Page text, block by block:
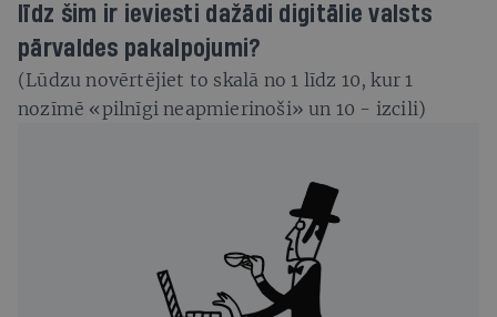
līdz šim ir ieviesti dažādi digitālie valsts
pārvaldes pakalpojumi?
(Lūdzu novērtējiet to skalā no 1 līdz 10, kur 1
nozīmē «pilnīgi neapmierinoši» un 10 - izcili)